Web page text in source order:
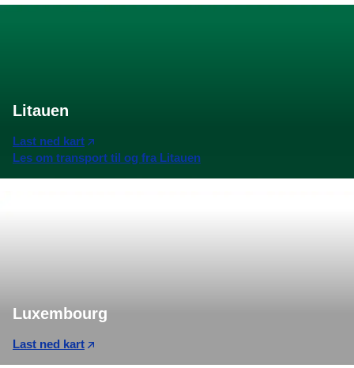
Litauen
Last ned kart
Les om transport til og fra Litauen
Luxembourg
Last ned kart